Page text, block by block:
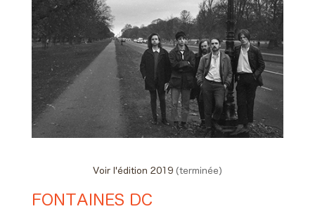
Voir l'édition 2019 (terminée)
FONTAINES DC